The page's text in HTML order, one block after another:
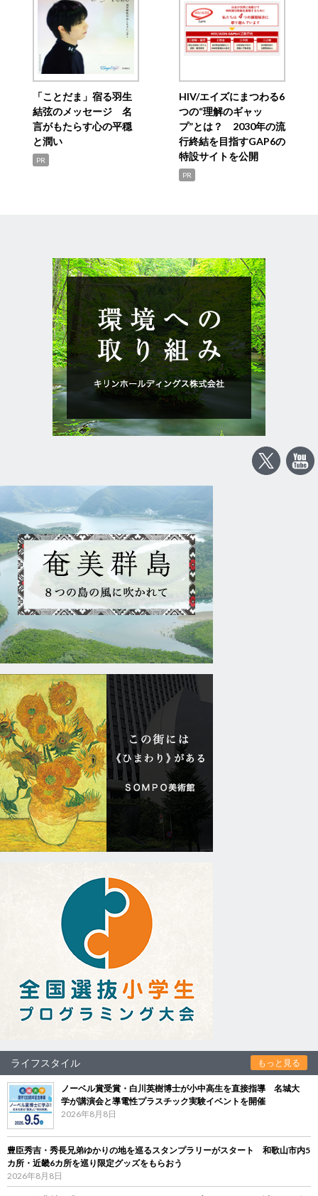
「ことだま」宿る羽生
結弦のメッセージ 名
言がもたらす心の平穏
と潤い
PR
HIV/エイズにまつわる6
つの“理解のギャッ
プ”とは？ 2030年の流
行終結を目指すGAP6の
特設サイトを公開
PR
ライフスタイル もっと見る
ノーベル賞受賞・白川英樹博士が小中高生を直接指導 名城大
学が講演会と導電性プラスチック実験イベントを開催
2026年8月8日
豊臣秀吉・秀長兄弟ゆかりの地を巡るスタンプラリーがスタート 和歌山市内5
カ所・近畿6カ所を巡り限定グッズをもらおう
2026年8月8日